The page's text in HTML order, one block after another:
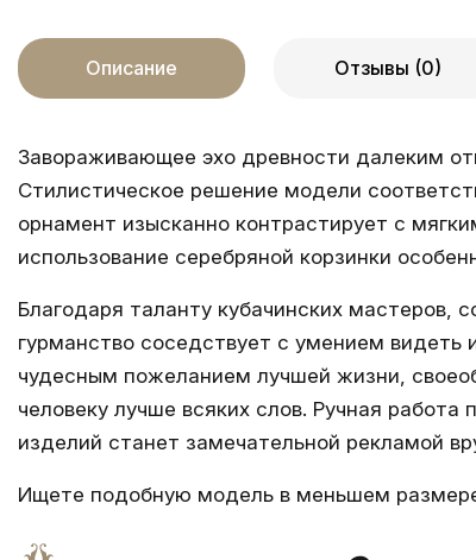
Описание Отзывы (0)
Завораживающее эхо древности далеким
Стилистическое решение модели
орнамент изысканно контрастирует с
использование серебряной корзинки
Благодаря таланту кубачинских
гурманство соседствует с умением
чудесным пожеланием лучшей жизни,
человеку лучше всяких слов. Ручная
изделий станет замечательной рекламой
Ищете подобную модель в меньшем